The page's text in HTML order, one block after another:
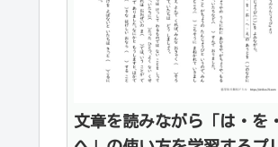
文章を読みながら「は・を・